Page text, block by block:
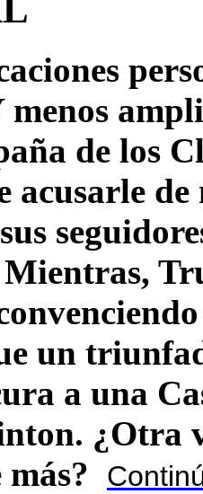
menos
de los
acusarle
un
a una
¿Otra